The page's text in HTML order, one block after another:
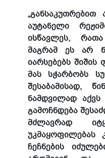
აუტანელი
ისწავლეს,
მაგრამ ეს არ
იარსებებს
მას სჭარბობს
შესაბამისად,
ნამდვილად
გამოჩნდება
მძლავრად
ჩეჩნების